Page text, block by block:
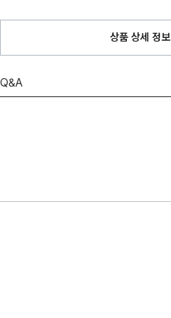
상품 상세 정보
Q&A